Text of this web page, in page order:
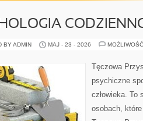
BY ADMIN MAJ - 23 - 2026
Tęczowa
psychiczne
człowieka. To
osobach,